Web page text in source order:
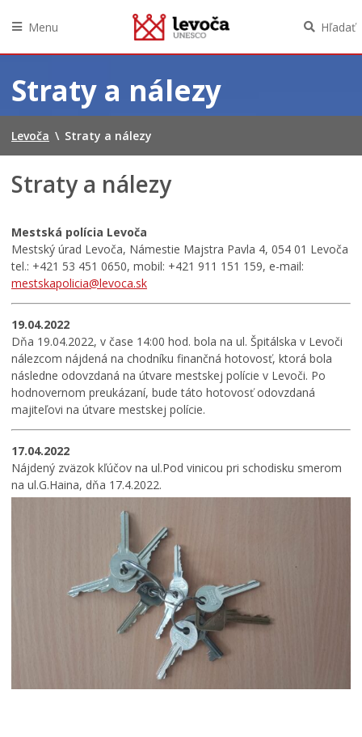
obsah
Menu Hľadať
Straty a nálezy
Levoča \ Straty a nálezy
Straty a nálezy
Mestská polícia Levoča
Mestský úrad Levoča, Námestie Majstra Pavla 4, 054 01 Levoča
tel.: +421 53 451 0650, mobil: +421 911 151 159, e-mail:
mestskapolicia@levoca.sk
19.04.2022
Dňa 19.04.2022, v čase 14:00 hod. bola na ul. Špitálska v Levoči
nálezcom nájdená na chodníku finančná hotovosť, ktorá bola
následne odovzdaná na útvare mestskej polície v Levoči. Po
hodnovernom preukázaní, bude táto hotovosť odovzdaná
majiteľovi na útvare mestskej polície.
17.04.2022
Nájdený zväzok kľúčov na ul.Pod vinicou pri schodisku smerom
na ul.G.Haina, dňa 17.4.2022.